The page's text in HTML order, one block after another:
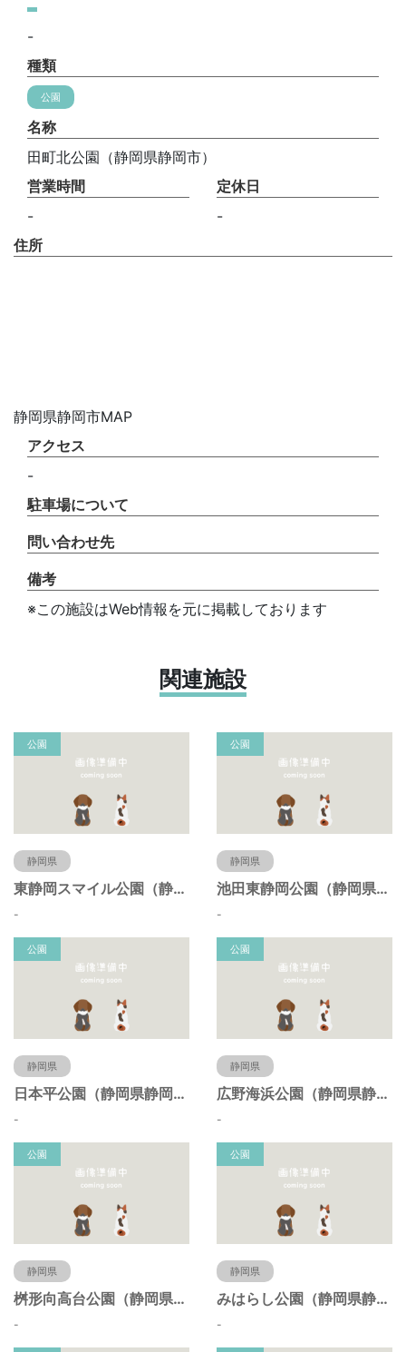
-
種類
公園
名称
田町北公園（静岡県静岡市）
営業時間
-
定休日
-
住所
静岡県静岡市MAP
アクセス
-
駐車場について
問い合わせ先
備考
※この施設はWeb情報を元に掲載しております
関連施設
公園
静岡県
東静岡スマイル公園（静岡県静岡市）
-
公園
静岡県
池田東静岡公園（静岡県静岡市）
-
公園
静岡県
日本平公園（静岡県静岡市）
-
公園
静岡県
広野海浜公園（静岡県静岡市）
-
公園
静岡県
桝形向高台公園（静岡県静岡市）
-
公園
静岡県
みはらし公園（静岡県静岡市）
-